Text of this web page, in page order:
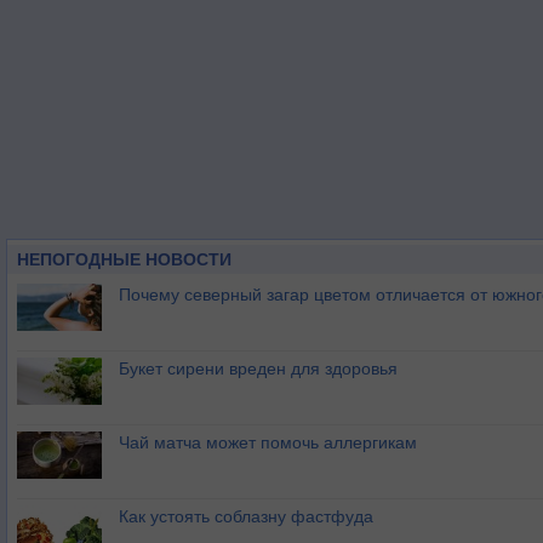
НЕПОГОДНЫЕ НОВОСТИ
Почему северный загар цветом отличается от
Букет сирени вреден для здоровья
Чай матча может помочь аллергикам
Как устоять соблазну фастфуда